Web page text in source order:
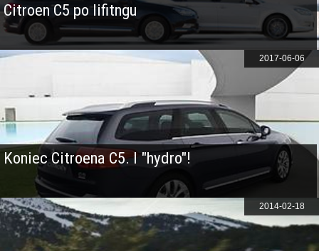
Citroen C5 po lifitngu
Koniec Citroena C5. I "hydro"!
2017-06-06
2014-02-18